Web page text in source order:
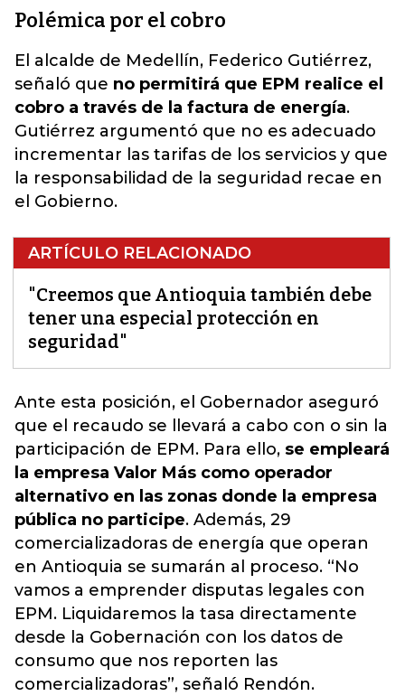
Polémica por el cobro
El alcalde de Medellín, Federico Gutiérrez,
señaló que no permitirá que EPM realice el
cobro a través de la factura de energía.
Gutiérrez argumentó que no es adecuado
incrementar las tarifas de los servicios y que
la responsabilidad de la seguridad recae en
el Gobierno.
ARTÍCULO RELACIONADO
"Creemos que Antioquia también debe
tener una especial protección en
seguridad"
Ante esta posición, el Gobernador aseguró
que el recaudo se llevará a cabo con o sin la
participación de EPM. Para ello, se empleará
la empresa Valor Más como operador
alternativo en las zonas donde la empresa
pública no participe. Además, 29
comercializadoras de energía que operan
en Antioquia se sumarán al proceso. “No
vamos a emprender disputas legales con
EPM. Liquidaremos la tasa directamente
desde la Gobernación con los datos de
consumo que nos reporten las
comercializadoras”, señaló Rendón.